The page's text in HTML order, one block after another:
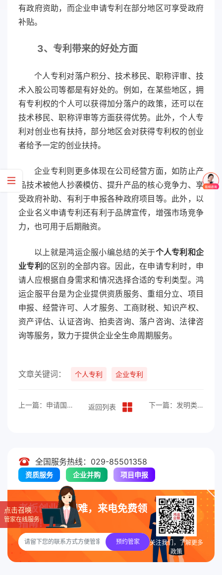
有政府资助，而企业申请专利在部分地区可享受政府
补贴。
3、 专利带来的好处方面
个人专利对落户积分、技术移民、职称评审、技
术入股公司等都是有好处的。例如，在某些地区，拥
有专利权的个人可以获得加分落户的政策，还可以在
技术移民、职称评审等方面获得优势。此外，个人专
利对创业也有扶持，部分地区会对获得专利权的创业
者给予一定的创业扶持。
企业专利则更多体现在公司经营方面，如防止产
品技术被他人抄袭模仿、提升产品的核心竞争力、享
受政府补助、有利于申报各种政府项目等。此外，以
企业名义申请专利还有利于品牌宣传，增强市场竞争
力，也可用于后期融资。
以上就是鸿运企服小编总结的关于个人专利和企
业专利 的区别的全部内容。因此，在申请专利时，申
请人应根据自身需求和情况选择合适的专利类型。鸿
运企服平台是为企业提供资质服务、重组分立、项目
申报、经营许可、人才服务、工商财税、知识产权、
资产评估、认证咨询、拍卖咨询、落户咨询、法律咨
询等服务，致力于提供企业全生命周期服务。
文章关键词： 个人专利 企业专利
上一篇：申请国家专利所需资料 返回列表 下一篇：发明类专利如何申请？
全国服务热线：029-85501358
资质服务 企业并购 项目申报
老板创业莫犯难，来电免费领
指南！
预约管家
关注我们，了解更多
政策
点击召唤
管家在线服务